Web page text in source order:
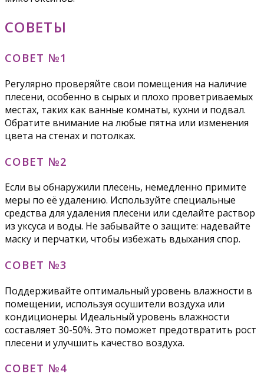
СОВЕТЫ
СОВЕТ №1
Регулярно проверяйте свои помещения на наличие
плесени, особенно в сырых и плохо проветриваемых
местах, таких как ванные комнаты, кухни и подвал.
Обратите внимание на любые пятна или изменения
цвета на стенах и потолках.
СОВЕТ №2
Если вы обнаружили плесень, немедленно примите
меры по её удалению. Используйте специальные
средства для удаления плесени или сделайте раствор
из уксуса и воды. Не забывайте о защите: надевайте
маску и перчатки, чтобы избежать вдыхания спор.
СОВЕТ №3
Поддерживайте оптимальный уровень влажности в
помещении, используя осушители воздуха или
кондиционеры. Идеальный уровень влажности
составляет 30-50%. Это поможет предотвратить рост
плесени и улучшить качество воздуха.
СОВЕТ №4